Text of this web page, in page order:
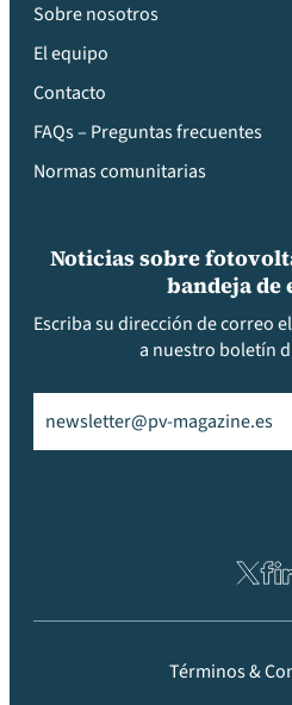
Sobre nosotros
El equipo
Contacto
FAQs – Preguntas frecuentes
Normas comunitarias
Noticias sobre
bandeja de
Escriba su dirección de correo
a nuestro boletín
Términos &